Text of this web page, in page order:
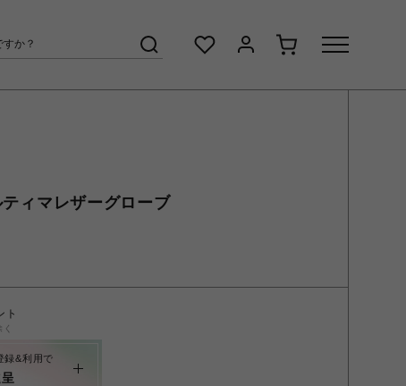
ィマレザーグローブ
ト
録&利用で